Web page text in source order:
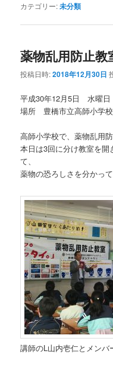
カテゴリー:未分類
薬物乱用防止教
投稿日時:2018年12月30日
平成30年12月5日 水曜
場所 豊橋市立高師小学校
高師小学校で、薬物乱用
本日は3回に分け教室を
て、
薬物の恐ろしさを分かっ
講師のL山内壱仁とメンバ